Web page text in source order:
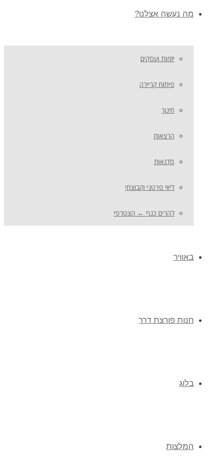
מה נעשה אצלנו?
יזמות ועסקים
פיתוח קריירה
חינוך
הרצאות
סדנאות
ליווי פרטני וקבוצתי
להרים כנף ← הצטרפי
באוויר
חנות פורצת דרך
בלוג
המלצות